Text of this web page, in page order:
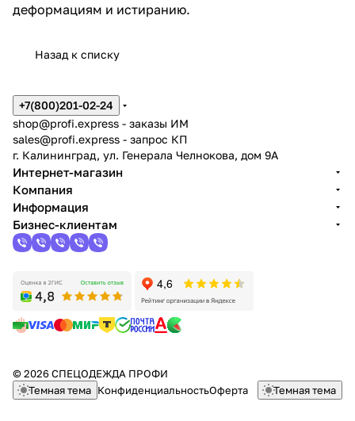
деформациям и истиранию.
Назад к списку
+7(800)201-02-24
shop@profi.express - заказы ИМ
sales@profi.express - запрос КП
г. Калининград, ул. Генерала Челнокова, дом 9A
Интернет-магазин
Компания
Информация
Бизнес-клиентам
© 2026 СПЕЦОДЕЖДА ПРОФИ
Темная тема КонфиденциальностьОферта Темная тема